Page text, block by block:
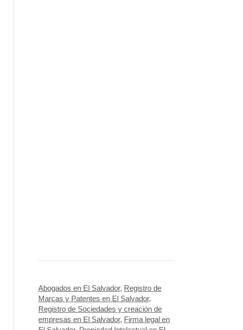
Abogados en El Salvador, Registro de
Marcas y Patentes en El Salvador,
Registro de Sociedades y creación de
empresas en El Salvador, Firma legal en